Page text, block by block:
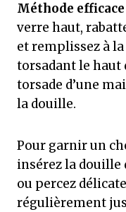
Méthode efficace
verre haut,
et remplissez à
torsadant le haut
torsade d’une
la douille.
Pour garnir un
insérez la douille
ou percez
régulièrement